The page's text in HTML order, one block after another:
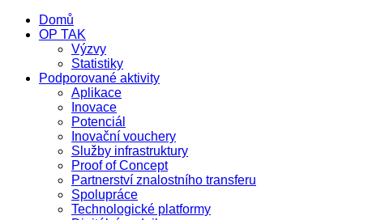
Domů
OP TAK
Výzvy
Statistiky
Podporované aktivity
Aplikace
Inovace
Potenciál
Inovační vouchery
Služby infrastruktury
Proof of Concept
Partnerství znalostního transferu
Spolupráce
Technologické platformy